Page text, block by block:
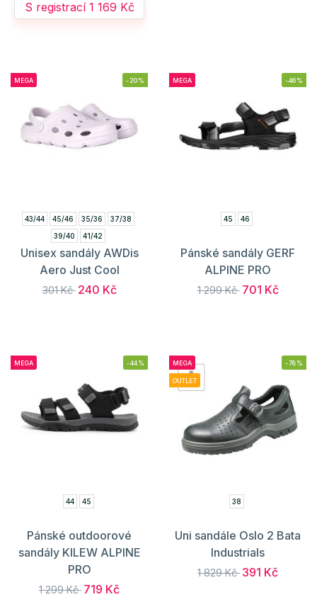
S registrací 1 169 Kč
MEGA -20%
43/44 45/46 35/36
37/38
39/40
41/42
Unisex sandály AWDis
Aero Just Cool
301 Kč 240 Kč
MEGA -46%
45 46
Pánské sandály GERF
ALPINE PRO
1 299 Kč 701 Kč
MEGA -44%
44 45
Pánské outdoorové
sandály KILEW ALPINE
PRO
1 299 Kč 719 Kč
MEGA
OUTLET
-78%
38
Uni sandále Oslo 2 Bata
Industrials
1 829 Kč 391 Kč